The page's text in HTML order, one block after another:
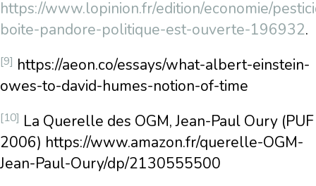
https://www.lopinion.fr/edition/economie/
boite-pandore-politique-est-ouverte-196932.
[9] https://aeon.co/essays/what-albert-einstein-
owes-to-david-humes-notion-of-time
[10] La Querelle des OGM, Jean-Paul Oury (PUF
2006) https://www.amazon.fr/querelle-OGM-
Jean-Paul-Oury/dp/2130555500